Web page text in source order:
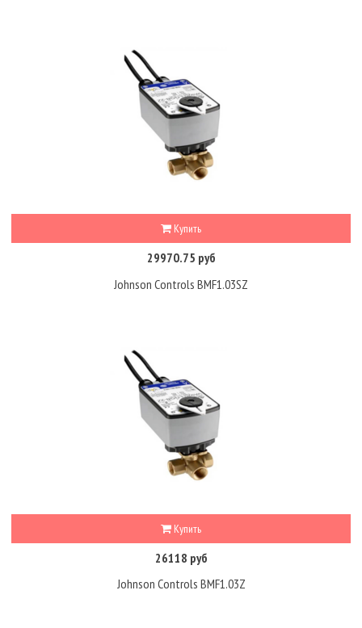
Купить
29970.75 руб
Johnson Controls BMF1.03SZ
Купить
26118 руб
Johnson Controls BMF1.03Z